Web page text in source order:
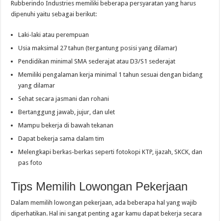
Rubberindo Industries memiliki beberapa persyaratan yang harus
dipenuhi yaitu sebagai berikut:
Laki-laki atau perempuan
Usia maksimal 27 tahun (tergantung posisi yang dilamar)
Pendidikan minimal SMA sederajat atau D3/S1 sederajat
Memiliki pengalaman kerja minimal 1 tahun sesuai dengan bidang
yang dilamar
Sehat secara jasmani dan rohani
Bertanggung jawab, jujur, dan ulet
Mampu bekerja di bawah tekanan
Dapat bekerja sama dalam tim
Melengkapi berkas-berkas seperti fotokopi KTP, ijazah, SKCK, dan
pas foto
Tips Memilih Lowongan Pekerjaan
Dalam memilih lowongan pekerjaan, ada beberapa hal yang wajib
diperhatikan. Hal ini sangat penting agar kamu dapat bekerja secara